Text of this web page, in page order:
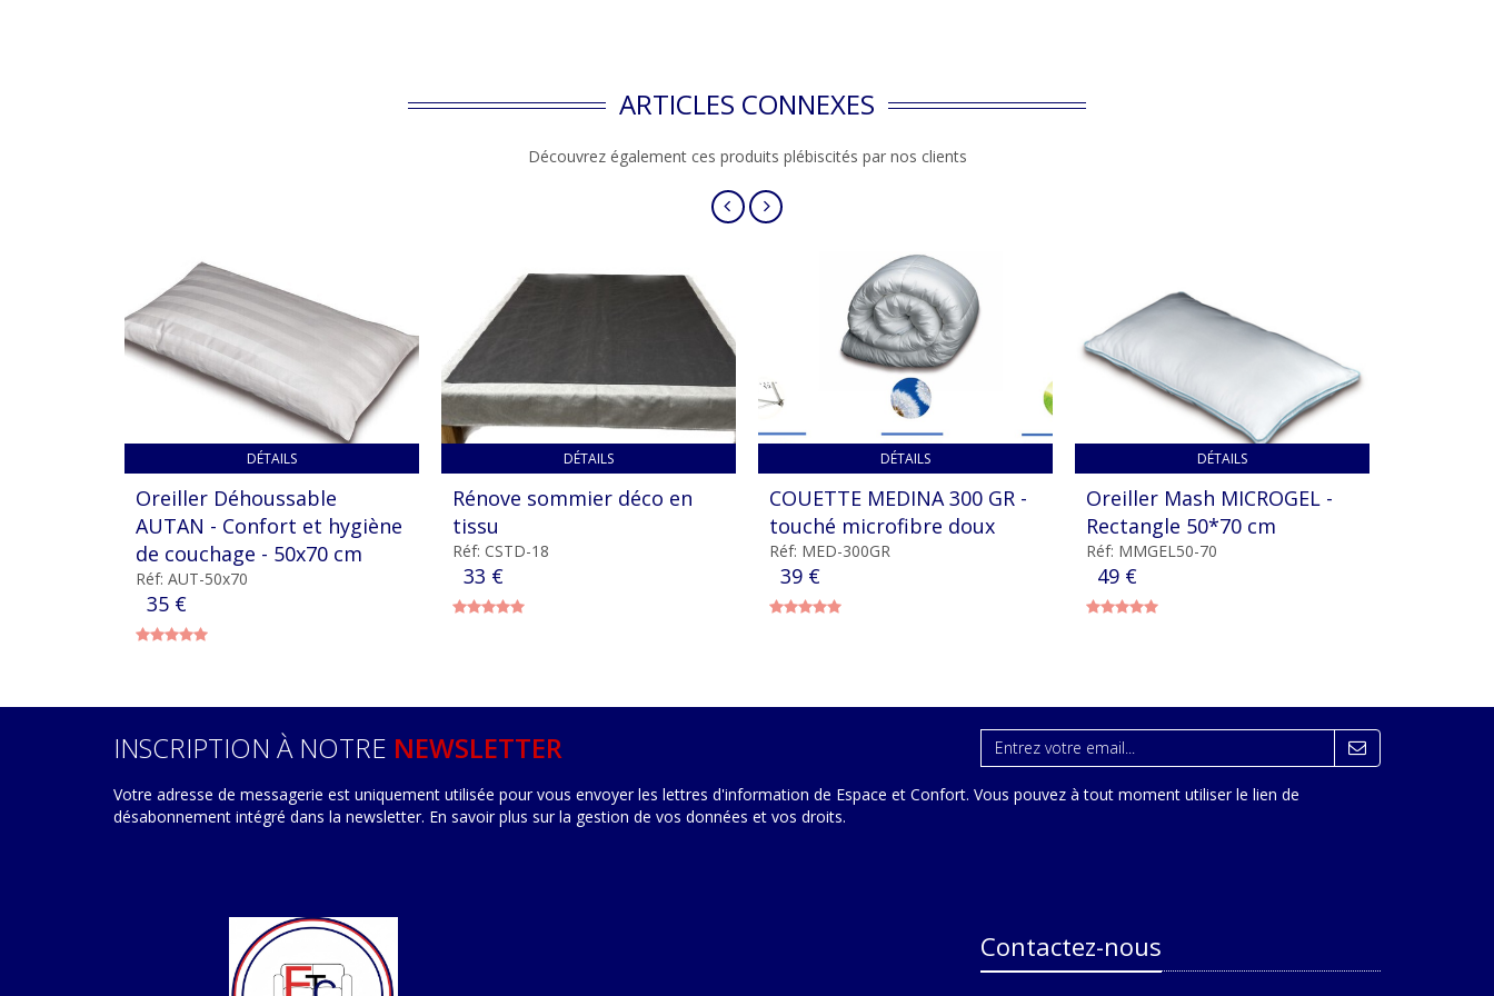
ARTICLES CONNEXES
Découvrez également ces produits plébiscités par nos clients
DÉTAILS
Oreiller Déhoussable
AUTAN - Confort et hygiène
de couchage - 50x70 cm
Réf: AUT-50x70
35 €
DÉTAILS
Rénove sommier déco en
tissu
Réf: CSTD-18
33 €
DÉTAILS
COUETTE MEDINA 300 GR -
touché microfibre doux
Réf: MED-300GR
39 €
DÉTAILS
Oreiller Mash MICROGEL -
Rectangle 50*70 cm
Réf: MMGEL50-70
49 €
INSCRIPTION À NOTRE NEWSLETTER
Votre adresse de messagerie est uniquement utilisée pour vous envoyer les lettres d'information de Espace et Confort. Vous pouvez à tout moment utiliser le lien de
désabonnement intégré dans la newsletter. En savoir plus sur la gestion de vos données et vos droits.
Contactez-nous